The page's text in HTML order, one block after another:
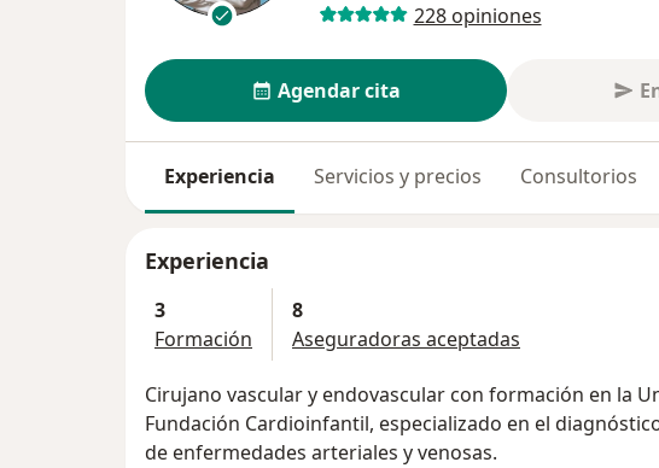
228 opiniones
Agendar cita
Experiencia Servicios y precios Consultorios
Experiencia
3
Formación
8
Aseguradoras aceptadas
Cirujano vascular y endovascular con formación en la
Fundación Cardioinfantil, especializado en el
de enfermedades arteriales y venosas.